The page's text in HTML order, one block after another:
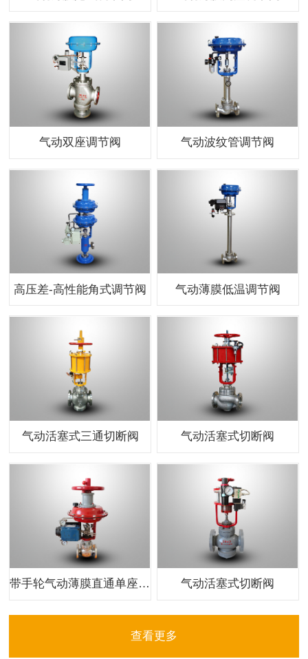
气动双座调节阀 气动波纹管调节阀
高压差-高性能角式调节阀 气动薄膜低温调节阀
气动活塞式三通切断阀 气动活塞式切断阀
带手轮气动薄膜直通单座调节阀 气动活塞式切断阀
查看更多